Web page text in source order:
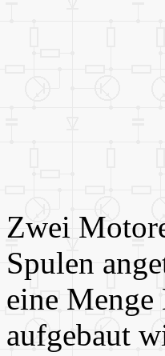
Zwei
Spulen
eine
aufgebaut